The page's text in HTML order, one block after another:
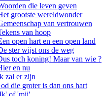
die leven geven
grootste wereldwonder
van vertrouwen
van hoop
open hart en een open land
ster wijst ons de weg
toch koning! Maar van wie ?
en nu
zal er zijn
die groter is dan ons hart